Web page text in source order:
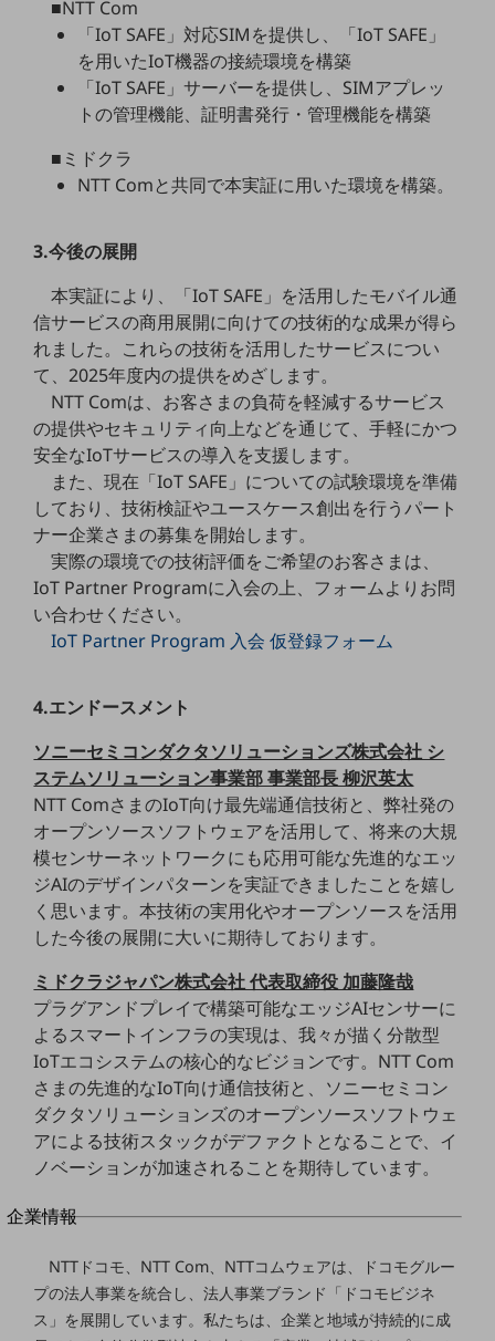
ビジネスお役立ち情報
旬な話題やお役立ち資料などDXの課題を
解決するヒントをお届けする記事サイト
新着記事
お役立ち資料ダウンロード
トレンド記事特集
中堅中小企業向け
サービス・ソリューション
中堅中小企業のビジネスをサポート！
お悩みから見つけるTOP
ネットワーク
モバイル・音声
バックオフィス
リモート・ハイブリッドワーク
セキュリティ
その他のお悩みはこちら
業界から見つける
業界から見つけるTOP
運輸業
建設業
地域産業
その他の業界はこちら
ゲーム感覚で見つける
ビジネスお悩み診断
NTTドコモビジネス
オンラインショップ
相談・申し込みができるバーチャルショップ
法人向けモバイルトップ
はじめての方へ
サービス・商品を探す
新規会員登録/ログインはこちら
100回線以上のお問い合わせ・お見積りはこちら
別ウィンドウで開きます
企業情報
会社案内
会社案内TOP
■NTT Com
「IoT SAFE」対応SIMを提供し、「IoT SAFE」
を用いたIoT機器の接続環境を構築
「IoT SAFE」サーバーを提供し、SIMアプレッ
トの管理機能、証明書発行・管理機能を構築
■ミドクラ
NTT Comと共同で本実証に用いた環境を構築。
3.今後の展開
本実証により、「IoT SAFE」を活用したモバイル通
信サービスの商用展開に向けての技術的な成果が得ら
れました。これらの技術を活用したサービスについ
て、2025年度内の提供をめざします。
NTT Comは、お客さまの負荷を軽減するサービス
の提供やセキュリティ向上などを通じて、手軽にかつ
安全なIoTサービスの導入を支援します。
また、現在「IoT SAFE」についての試験環境を準備
しており、技術検証やユースケース創出を行うパート
ナー企業さまの募集を開始します。
実際の環境での技術評価をご希望のお客さまは、
IoT Partner Programに入会の上、フォームよりお問
い合わせください。
IoT Partner Program 入会 仮登録フォーム
4.エンドースメント
ソニーセミコンダクタソリューションズ株式会社 シ
ステムソリューション事業部 事業部長 柳沢英太
NTT ComさまのIoT向け最先端通信技術と、弊社発の
オープンソースソフトウェアを活用して、将来の大規
模センサーネットワークにも応用可能な先進的なエッ
ジAIのデザインパターンを実証できましたことを嬉し
く思います。本技術の実用化やオープンソースを活用
した今後の展開に大いに期待しております。
ミドクラジャパン株式会社 代表取締役 加藤隆哉
プラグアンドプレイで構築可能なエッジAIセンサーに
よるスマートインフラの実現は、我々が描く分散型
IoTエコシステムの核心的なビジョンです。NTT Com
さまの先進的なIoT向け通信技術と、ソニーセミコン
ダクタソリューションズのオープンソースソフトウェ
アによる技術スタックがデファクトとなることで、イ
ノベーションが加速されることを期待しています。
NTTドコモ、NTT Com、NTTコムウェアは、ドコモグルー
プの法人事業を統合し、法人事業ブランド「ドコモビジネ
ス」を展開しています。私たちは、企業と地域が持続的に成